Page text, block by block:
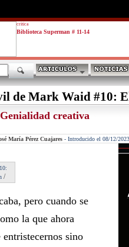
critica
Biblioteca Superman # 11-14
de Mark Waid #10:
Genialidad creativa
María Pérez Cuajares- Introducido el 08/12/2023
/
pero cuando se
la que ahora
entristecernos sino